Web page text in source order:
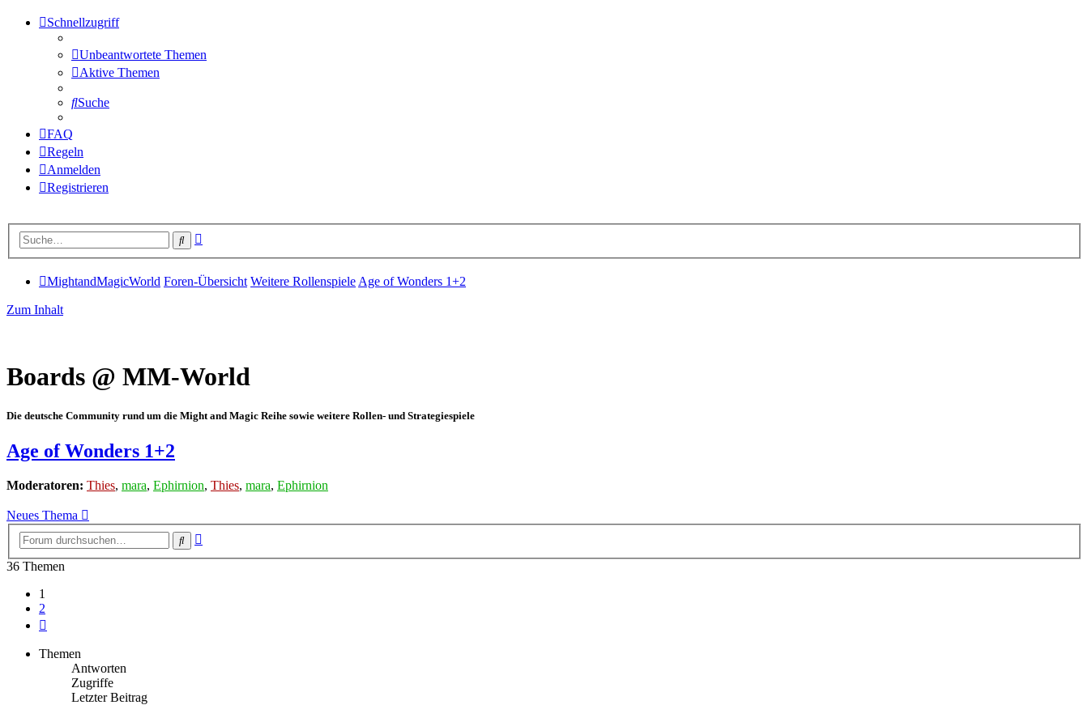
Schnellzugriff
Unbeantwortete Themen
Aktive Themen
Suche
FAQ
Regeln
Anmelden
Registrieren
Suche
MightandMagicWorld Foren-Übersicht Weitere Rollenspiele Age of Wonders 1+2
Zum Inhalt
Boards @ MM-World
Die deutsche Community rund um die Might and Magic Reihe sowie weitere Rollen- und Strategiespiele
Age of Wonders 1+2
Moderatoren: Thies, mara, Ephirnion, Thies, mara, Ephirnion
Neues Thema
Suche
36 Themen
1
2
Themen
Antworten
Zugriffe
Letzter Beitrag